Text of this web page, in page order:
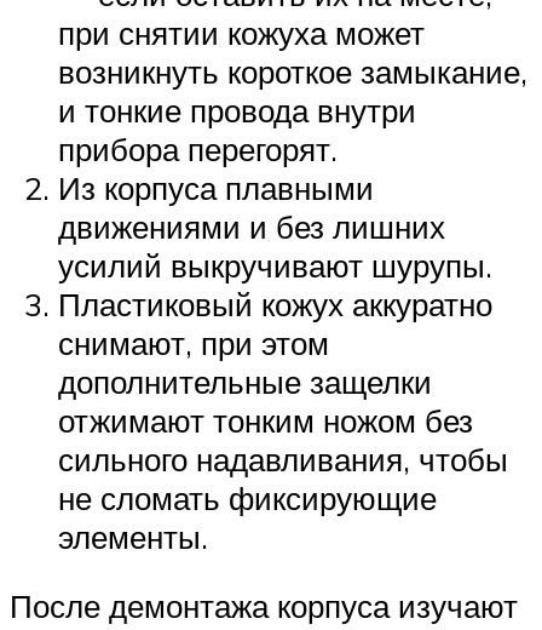
при снятии кожуха может
возникнуть короткое замыкание,
и тонкие провода внутри
прибора перегорят.
Из корпуса плавными
движениями и без лишних
усилий выкручивают шурупы.
Пластиковый кожух аккуратно
снимают, при этом
дополнительные защелки
отжимают тонким ножом без
сильного надавливания, чтобы
не сломать фиксирующие
элементы.
После демонтажа корпуса изучают